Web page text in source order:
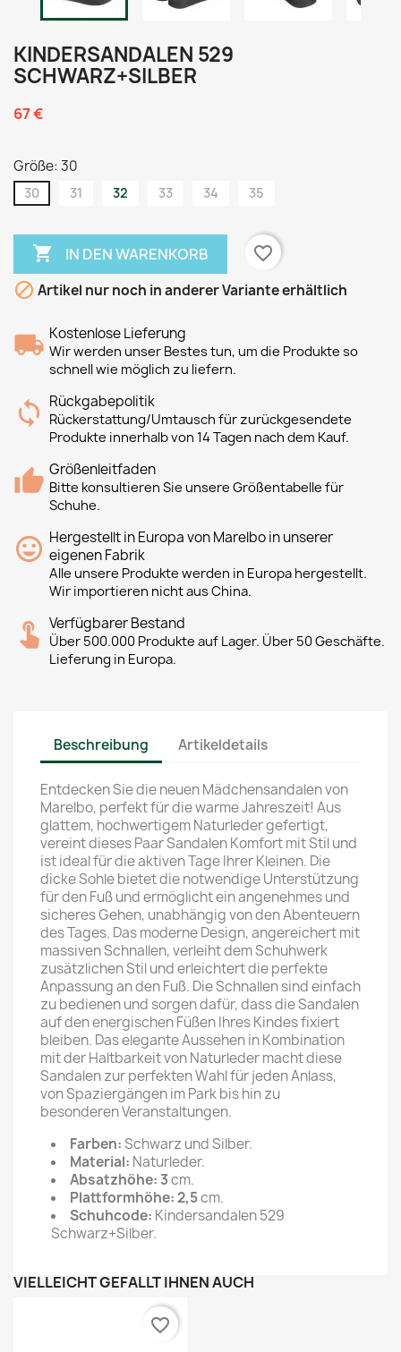
KINDERSANDALEN 529
SCHWARZ+SILBER
67 €
Größe: 30
30 31 32 33 34 35
 IN DEN WARENKORB
favorite_border
 Artikel nur noch in anderer Variante erhältlich
Kostenlose Lieferung
Wir werden unser Bestes tun, um die Produkte so
schnell wie möglich zu liefern.
Rückgabepolitik
Rückerstattung/Umtausch für zurückgesendete
Produkte innerhalb von 14 Tagen nach dem Kauf.
Größenleitfaden
Bitte konsultieren Sie unsere Größentabelle für
Schuhe.
Hergestellt in Europa von Marelbo in unserer
eigenen Fabrik
Alle unsere Produkte werden in Europa hergestellt.
Wir importieren nicht aus China.
Verfügbarer Bestand
Über 500.000 Produkte auf Lager. Über 50 Geschäfte.
Lieferung in Europa.
Beschreibung Artikeldetails
Entdecken Sie die neuen Mädchensandalen von
Marelbo, perfekt für die warme Jahreszeit! Aus
glattem, hochwertigem Naturleder gefertigt,
vereint dieses Paar Sandalen Komfort mit Stil und
ist ideal für die aktiven Tage Ihrer Kleinen. Die
dicke Sohle bietet die notwendige Unterstützung
für den Fuß und ermöglicht ein angenehmes und
sicheres Gehen, unabhängig von den Abenteuern
des Tages. Das moderne Design, angereichert mit
massiven Schnallen, verleiht dem Schuhwerk
zusätzlichen Stil und erleichtert die perfekte
Anpassung an den Fuß. Die Schnallen sind einfach
zu bedienen und sorgen dafür, dass die Sandalen
auf den energischen Füßen Ihres Kindes fixiert
bleiben. Das elegante Aussehen in Kombination
mit der Haltbarkeit von Naturleder macht diese
Sandalen zur perfekten Wahl für jeden Anlass,
von Spaziergängen im Park bis hin zu
besonderen Veranstaltungen.
Farben:Schwarz und Silber.
Material: Naturleder.
Absatzhöhe: 3cm.
Plattformhöhe: 2,5cm.
Schuhcode: Kindersandalen 529
Schwarz+Silber.
VIELLEICHT GEFÄLLT IHNEN AUCH
favorite_border